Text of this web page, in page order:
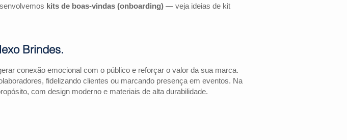
kits de boas-vindas (onboarding) — veja ideias de kit
conexão emocional com o público e reforçar o valor da sua marca.
fidelizando clientes ou marcando presença em eventos. Na
com design moderno e materiais de alta durabilidade.
Brindes.